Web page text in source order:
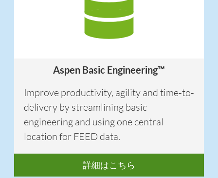
Aspen Basic Engineering™
Improve productivity, agility and time-to-
delivery by streamlining basic
engineering and using one central
location for FEED data.
詳細はこちら